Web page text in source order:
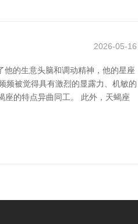
2026-05-16
的生意头脑和调动精神，他的星座
频被觉得具有激烈的显露力、机敏的
座的特点异曲同工。 此外，天蝎座